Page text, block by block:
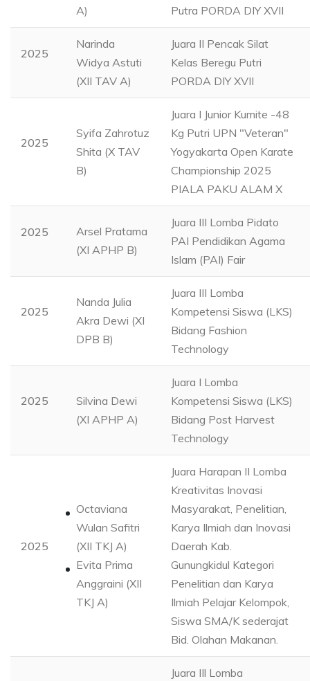
A)
Putra PORDA DIY XVII
2025
Narinda
Widya Astuti
(XII TAV A)
Juara II Pencak Silat
Kelas Beregu Putri
PORDA DIY XVII
2025
Syifa Zahrotuz
Shita (X TAV
B)
Juara I Junior Kumite -48
Kg Putri UPN "Veteran"
Yogyakarta Open Karate
Championship 2025
PIALA PAKU ALAM X
2025
Arsel Pratama
(XI APHP B)
Juara III Lomba Pidato
PAI Pendidikan Agama
Islam (PAI) Fair
2025
Nanda Julia
Akra Dewi (XI
DPB B)
Juara III Lomba
Kompetensi Siswa (LKS)
Bidang Fashion
Technology
2025
Silvina Dewi
(XI APHP A)
Juara I Lomba
Kompetensi Siswa (LKS)
Bidang Post Harvest
Technology
2025
Octaviana
Wulan Safitri
(XII TKJ A)
Evita Prima
Anggraini (XII
TKJ A)
Juara Harapan II Lomba
Kreativitas Inovasi
Masyarakat, Penelitian,
Karya Ilmiah dan Inovasi
Daerah Kab.
Gunungkidul Kategori
Penelitian dan Karya
Ilmiah Pelajar Kelompok,
Siswa SMA/K sederajat
Bid. Olahan Makanan.
Juara IIl Lomba